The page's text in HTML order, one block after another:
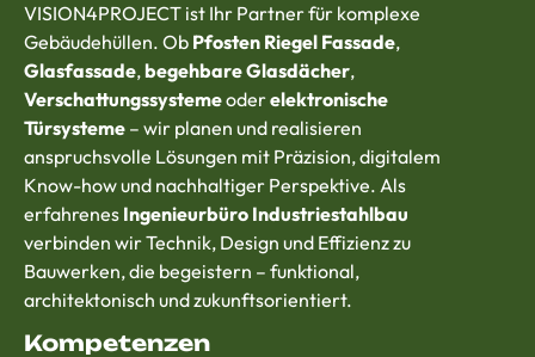
VISION4PROJECT ist Ihr Partner für komplexe
Gebäudehüllen. Ob Pfosten Riegel Fassade,
Glasfassade,begehbare Glasdächer,
Verschattungssystemeoderelektronische
Türsysteme – wir planen und realisieren
anspruchsvolle Lösungen mit Präzision, digitalem
Know-how und nachhaltiger Perspektive. Als
erfahrenes Ingenieurbüro Industriestahlbau
verbinden wir Technik, Design und Effizienz zu
Bauwerken, die begeistern – funktional,
architektonisch und zukunftsorientiert.
Kompetenzen